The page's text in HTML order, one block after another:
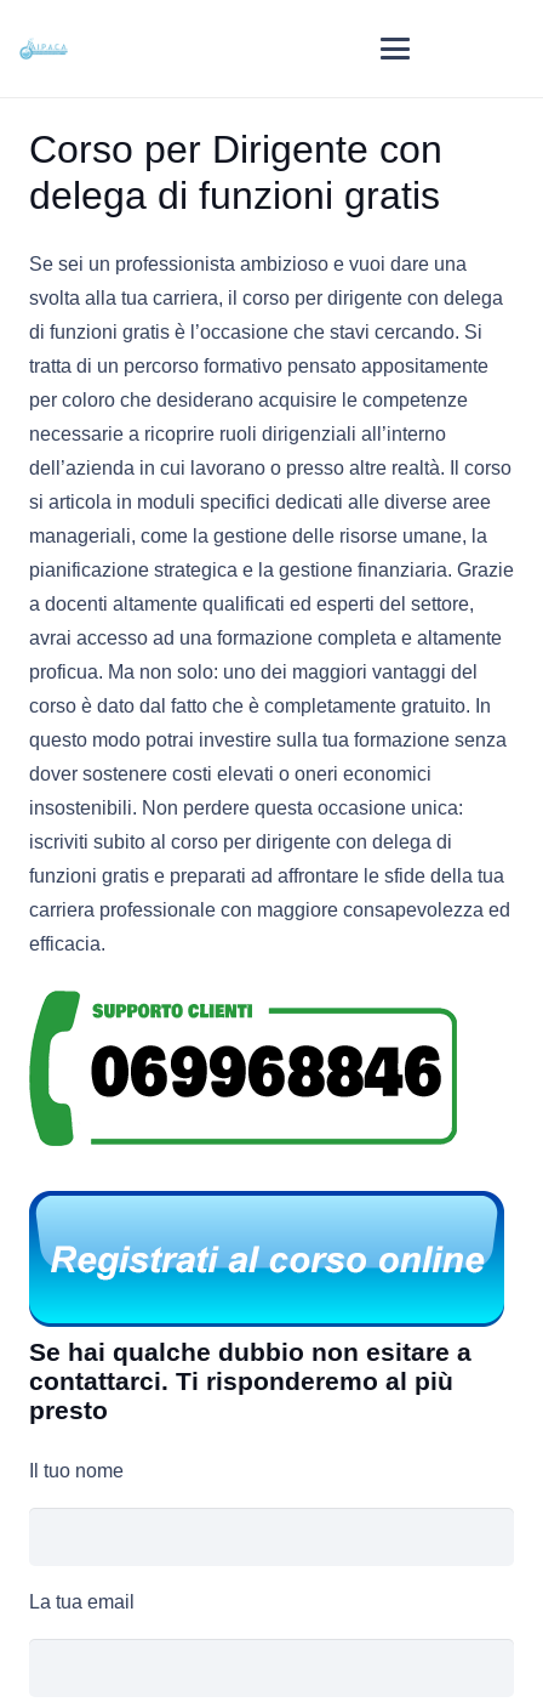
Corso per Dirigente con
delega di funzioni gratis
Se sei un professionista ambizioso e vuoi dare una
svolta alla tua carriera, il corso per dirigente con delega
di funzioni gratis è l’occasione che stavi cercando. Si
tratta di un percorso formativo pensato appositamente
per coloro che desiderano acquisire le competenze
necessarie a ricoprire ruoli dirigenziali all’interno
dell’azienda in cui lavorano o presso altre realtà. Il corso
si articola in moduli specifici dedicati alle diverse aree
manageriali, come la gestione delle risorse umane, la
pianificazione strategica e la gestione finanziaria. Grazie
a docenti altamente qualificati ed esperti del settore,
avrai accesso ad una formazione completa e altamente
proficua. Ma non solo: uno dei maggiori vantaggi del
corso è dato dal fatto che è completamente gratuito. In
questo modo potrai investire sulla tua formazione senza
dover sostenere costi elevati o oneri economici
insostenibili. Non perdere questa occasione unica:
iscriviti subito al corso per dirigente con delega di
funzioni gratis e preparati ad affrontare le sfide della tua
carriera professionale con maggiore consapevolezza ed
efficacia.
Se hai qualche dubbio non esitare a
contattarci. Ti risponderemo al più
presto
Il tuo nome
La tua email